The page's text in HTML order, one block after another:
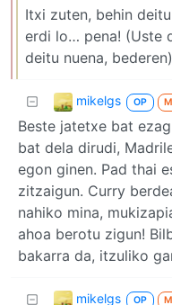
Itxi zuten, behin
erdi lo… pena! (Uste
deitu nuena,
mikelgs OP M
Beste jatetxe bat
bat dela dirudi,
egon ginen. Pad thai
zitzaigun. Curry
nahiko mina,
ahoa berotu zigun!
bakarra da, itzuliko
mikelgs OP M